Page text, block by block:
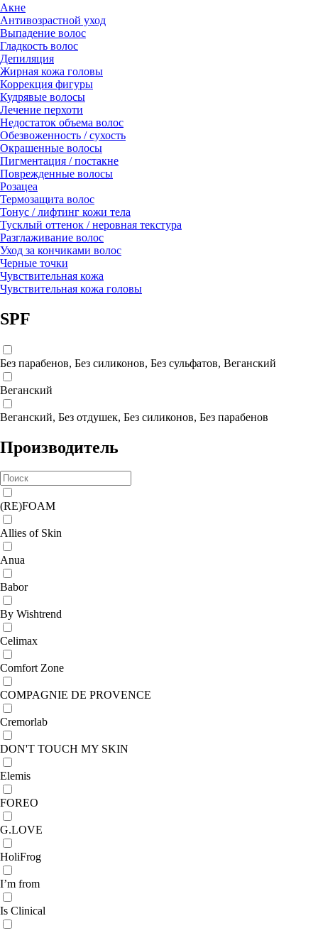
Акне
Антивозрастной уход
Выпадение волос
Гладкость волос
Депиляция
Жирная кожа головы
Коррекция фигуры
Кудрявые волосы
Лечение перхоти
Недостаток объема волос
Обезвоженность / сухость
Окрашенные волосы
Пигментация / постакне
Поврежденные волосы
Розацеа
Термозащита волос
Тонус / лифтинг кожи тела
Тусклый оттенок / неровная текстура
Разглаживание волос
Уход за кончиками волос
Черные точки
Чувствительная кожа
Чувствительная кожа головы
SPF
Без парабенов, Без силиконов, Без сульфатов, Веганский
Веганский
Веганский, Без отдушек, Без силиконов, Без парабенов
Производитель
(RE)FOAM
Allies of Skin
Anua
Babor
By Wishtrend
Celimax
Comfort Zone
COMPAGNIE DE PROVENCE
Cremorlab
DON'T TOUCH MY SKIN
Elemis
FOREO
G.LOVE
HoliFrog
I’m from
Is Clinical